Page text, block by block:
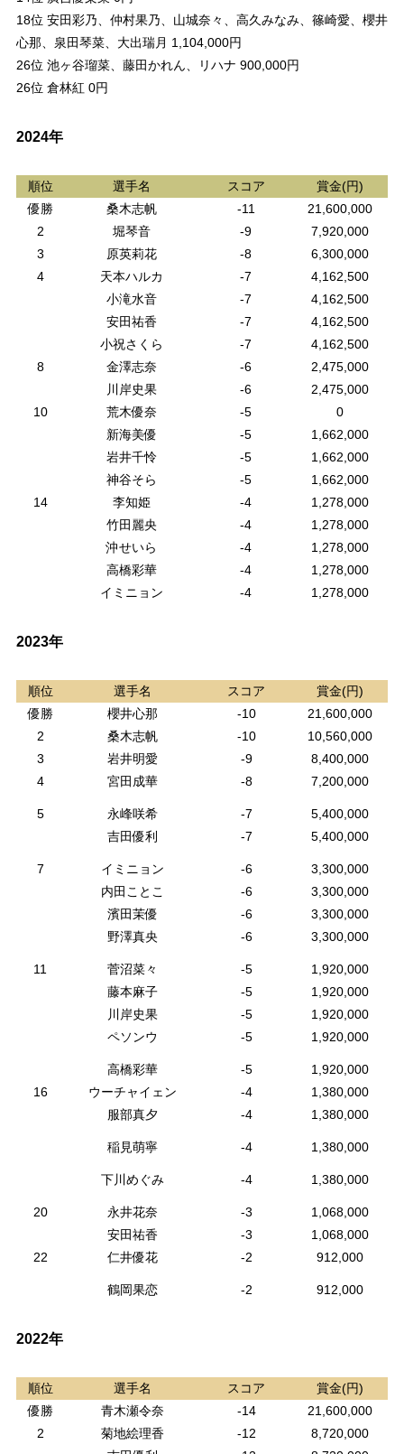
18位 安田彩乃、仲村果乃、山城奈々、高久みなみ、篠崎愛、櫻井
心那、泉田琴菜、大出瑞月 1,104,000円
26位 池ヶ谷瑠菜、藤田かれん、リハナ 900,000円
26位 倉林紅 0円
2024年
順位 選手名 スコア
賞金(円)
優勝
桑木志帆 -11
21,600,000
2
堀琴音 -9
7,920,000
3
原英莉花 -8
6,300,000
4
天本ハルカ -7
4,162,500
小滝水音
-7
4,162,500
安田祐香
-7
4,162,500
小祝さくら
-7
4,162,500
8
金澤志奈 -6
2,475,000
川岸史果
-6
2,475,000
10
荒木優奈 -5
0
新海美優
-5
1,662,000
岩井千怜
-5
1,662,000
神谷そら
-5
1,662,000
14
李知姫 -4
1,278,000
竹田麗央
-4
1,278,000
沖せいら
-4
1,278,000
高橋彩華
-4
1,278,000
イミニョン
-4 1,278,000
2023年
順位 選手名 スコア
賞金(円)
優勝
櫻井心那 -10
21,600,000
2
桑木志帆 -10
10,560,000
3
岩井明愛 -9
8,400,000
4
宮田成華 -8 7,200,000
5 永峰咲希 -7
5,400,000
吉田優利
-7 5,400,000
7 イミニョン -6
3,300,000
内田ことこ
-6
3,300,000
濱田茉優
-6
3,300,000
野澤真央
-6 3,300,000
11 菅沼菜々 -5
1,920,000
藤本麻子
-5
1,920,000
川岸史果
-5
1,920,000
ペソンウ
-5 1,920,000
高橋彩華 -5
1,920,000
16
ウーチャイェン -4
1,380,000
服部真夕
-4 1,380,000
稲見萌寧 -4 1,380,000
下川めぐみ -4 1,380,000
20 永井花奈 -3
1,068,000
安田祐香
-3
1,068,000
22
仁井優花 -2 912,000
鶴岡果恋 -2 912,000
2022年
順位 選手名 スコア
賞金(円)
優勝
青木瀬令奈 -14
21,600,000
2
菊地絵理香 -12
8,720,000